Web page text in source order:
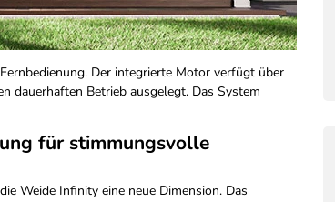
Der integrierte Motor verfügt über
dauerhaften Betrieb ausgelegt. Das System
für stimmungsvolle
Weide Infinity eine neue Dimension. Das